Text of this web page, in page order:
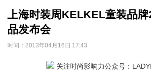
上海时装周KELKEL童装品牌
品发布会
时间： 2013年04月16日 17:43
关注时尚影响力公众号：